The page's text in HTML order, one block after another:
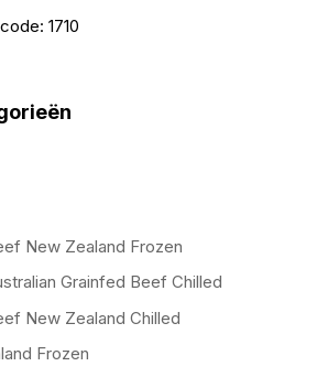
1710
New Zealand Frozen
Grainfed Beef Chilled
New Zealand Chilled
Frozen